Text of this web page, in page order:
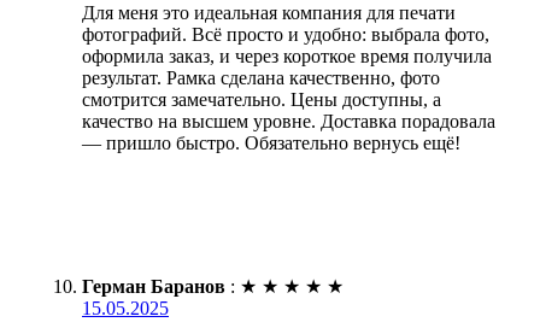
Для меня это идеальная компания для печати
фотографий. Всё просто и удобно: выбрала фото,
оформила заказ, и через короткое время получила
результат. Рамка сделана качественно, фото
смотрится замечательно. Цены доступны, а
качество на высшем уровне. Доставка порадовала
— пришло быстро. Обязательно вернусь ещё!
Герман Баранов : ★ ★ ★ ★ ★
15.05.2025